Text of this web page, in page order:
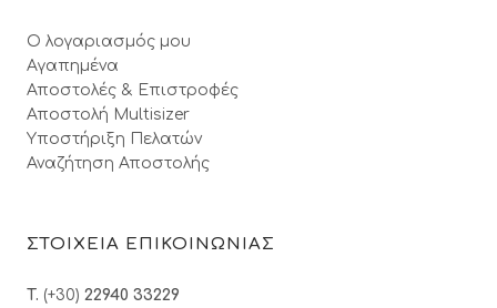
Ο λογαριασμός μου
Αγαπημένα
Αποστολές & Επιστροφές
Αποστολή Multisizer
Υποστήριξη Πελατών
Αναζήτηση Αποστολής
ΣΤΟΙΧΕΙΑ ΕΠΙΚΟΙΝΩΝΙΑΣ
T. (+30) 22940 33229